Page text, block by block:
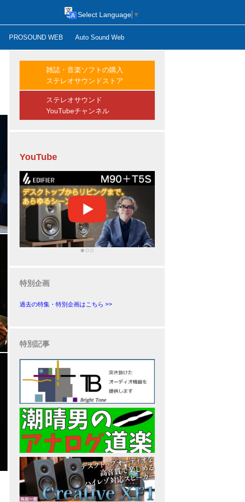
PROSOUND WEB Auto Sound Web
Select Language ▼
雑誌・音楽ソフトの購入
ステレオサウンドストア
ステレオサウンド
YouTubeチャンネル
YouTube
特別企画
過去の特集・特別企画はこちら >>
特別記事